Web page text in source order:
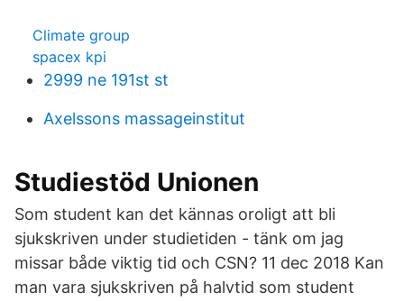
Climate group
spacex kpi
2999 ne 191st st
Axelssons massageinstitut
Studiestöd Unionen
Som student kan det kännas oroligt att bli
sjukskriven under studietiden - tänk om jag
missar både viktig tid och CSN? 11 dec 2018 Kan
man vara sjukskriven på halvtid som student